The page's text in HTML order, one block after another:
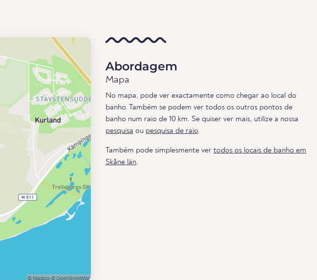
Abordagem
Mapa
No mapa, pode ver exactamente como chegar ao local do
banho. Também se podem ver todos os outros pontos de
banho num raio de 10 km. Se quiser ver mais, utilize a nossa
pesquisa ou pesquisa de raio.
Também pode simplesmente ver todos os locais de banho em
Skåne län.